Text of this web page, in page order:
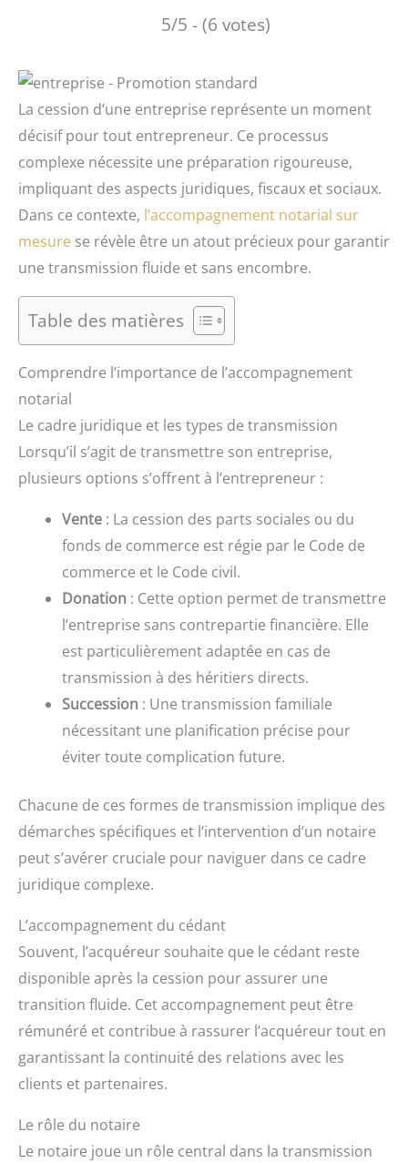
5/5 - (6 votes)
La cession d’une entreprise représente un moment
décisif pour tout entrepreneur. Ce processus
complexe nécessite une préparation rigoureuse,
impliquant des aspects juridiques, fiscaux et sociaux.
Dans ce contexte, l’accompagnement notarial sur
mesure se révèle être un atout précieux pour garantir
une transmission fluide et sans encombre.
Table des matières
Comprendre l’importance de l’accompagnement
notarial
Le cadre juridique et les types de transmission
Lorsqu’il s’agit de transmettre son entreprise,
plusieurs options s’offrent à l’entrepreneur :
Vente : La cession des parts sociales ou du
fonds de commerce est régie par le Code de
commerce et le Code civil.
Donation : Cette option permet de transmettre
l’entreprise sans contrepartie financière. Elle
est particulièrement adaptée en cas de
transmission à des héritiers directs.
Succession : Une transmission familiale
nécessitant une planification précise pour
éviter toute complication future.
Chacune de ces formes de transmission implique des
démarches spécifiques et l’intervention d’un notaire
peut s’avérer cruciale pour naviguer dans ce cadre
juridique complexe.
L’accompagnement du cédant
Souvent, l’acquéreur souhaite que le cédant reste
disponible après la cession pour assurer une
transition fluide. Cet accompagnement peut être
rémunéré et contribue à rassurer l’acquéreur tout en
garantissant la continuité des relations avec les
clients et partenaires.
Le rôle du notaire
Le notaire joue un rôle central dans la transmission